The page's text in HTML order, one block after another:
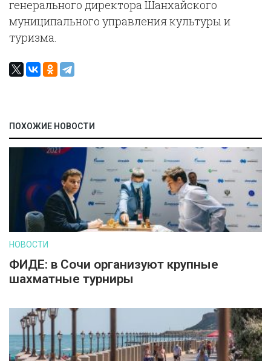
генерального директора Шанхайского
муниципального управления культуры и
туризма.
ПОХОЖИЕ НОВОСТИ
НОВОСТИ
ФИДЕ: в Сочи организуют крупные
шахматные турниры